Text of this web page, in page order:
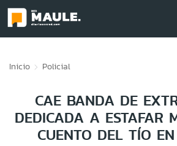
Inicio Policial
CAE BANDA DE
DEDICADA A ESTAFAR
CUENTO DEL TÍO